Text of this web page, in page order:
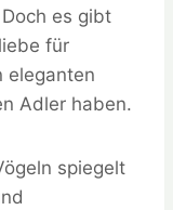
es gibt
für
eleganten
Adler haben.
spiegelt